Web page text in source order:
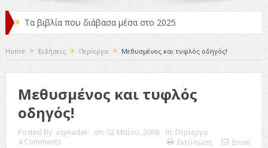
Τα βιβλία που διάβασα μέσα στο 2025
Κριτικές ταινιών: Ο Ντι Κάπριο και ο Λάνθιμος
Σχεδιασμός που «Μιλάει» Χωρίς Λέξεις
Σπιρτόκουτο: η απόλυτη αντισυμβατική καλοκαιρινή
ταινία
Το Top 5 της εβδομάδας #517
Home Ειδήσεις Περίεργα Μεθυσμένος και τυφλός οδηγός!
Μεθυσμένος και τυφλός
οδηγός!
Posted By: asynadak on: 02 Μαΐου, 2008 In: Περίεργα
4 Comments
Εκτύπωση Email